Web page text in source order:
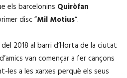
els barcelonins Quiròfan
disc “Mil Motius“.
2018 al barri d’Horta de la ciutat
van començar a fer cançons
a les xarxes perquè els seus